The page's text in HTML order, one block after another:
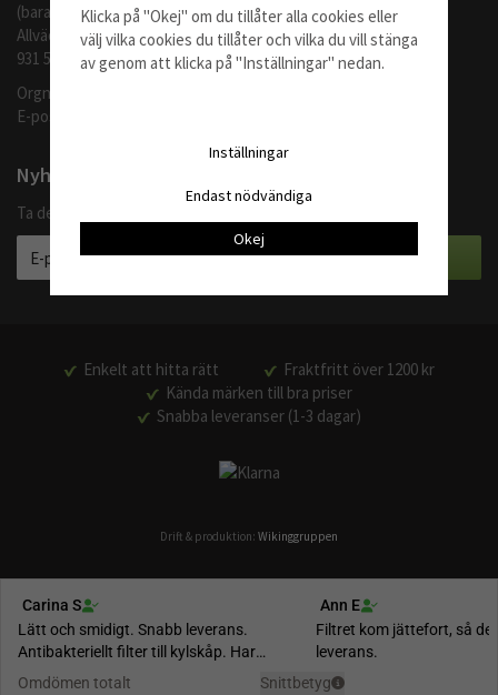
(barafilter.se)
Allvädersgränd 35
931 52 SKELLEFTEÅ
Orgnr: 559062-1370
E-post:
Nyhetsbrev
Ta del av våra bästa erbjudanden och produktnyheter
Enkelt att hitta rätt
Fraktfritt över 1200 kr
Kända märken till bra priser
Snabba leveranser (1-3 dagar)
Drift & produktion: Wikinggruppen
Klicka på "Okej" om du tillåter alla cookies eller
välj vilka cookies du tillåter och vilka du vill stänga
av genom att klicka på "Inställningar" nedan.
Inställningar
Endast nödvändiga
Okej